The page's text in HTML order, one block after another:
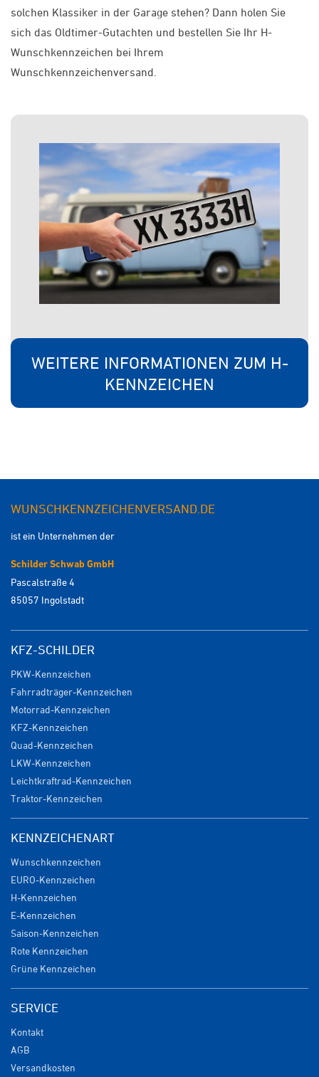
solchen Klassiker in der Garage stehen? Dann holen Sie
sich das Oldtimer-Gutachten und bestellen Sie Ihr H-
Wunschkennzeichen bei Ihrem
Wunschkennzeichenversand.
WEITERE INFORMATIONEN ZUM H-
KENNZEICHEN
WUNSCHKENNZEICHENVERSAND.DE
ist ein Unternehmen der
Schilder Schwab GmbH
Pascalstraße 4
85057 Ingolstadt
KFZ-SCHILDER
PKW-Kennzeichen
Fahrradträger-Kennzeichen
Motorrad-Kennzeichen
KFZ-Kennzeichen
Quad-Kennzeichen
LKW-Kennzeichen
Leichtkraftrad-Kennzeichen
Traktor-Kennzeichen
KENNZEICHENART
Wunschkennzeichen
EURO-Kennzeichen
H-Kennzeichen
E-Kennzeichen
Saison-Kennzeichen
Rote Kennzeichen
Grüne Kennzeichen
SERVICE
Kontakt
AGB
Versandkosten